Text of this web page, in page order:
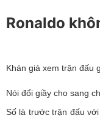
Ronaldo
Khán giả xem trận đấu
Nói đổi giầy cho sang
Số là trước trận đấu